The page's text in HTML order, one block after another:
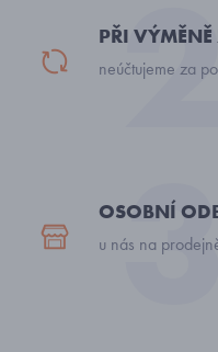
PŘI
neúčtujeme za
OSOBNÍ
u nás na